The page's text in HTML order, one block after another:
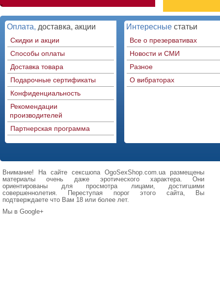
Оплата, доставка, акции
Скидки и акции
Способы оплаты
Доставка товара
Подарочные сертификаты
Конфиденциальность
Рекомендации
производителей
Партнерская программа
Интересные статьи
Все о презервативах
Новости и СМИ
Разное
О вибраторах
Внимание! На сайте сексшопа OgoSexShop.com.ua размещены
материалы очень даже эротического характера. Они
ориентированы для просмотра лицами, достигшими
совершеннолетия. Переступая порог этого сайта, Вы
подтверждаете что Вам 18 или более лет.
Мы в Google+